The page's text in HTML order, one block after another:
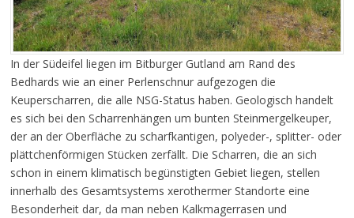
In der Südeifel liegen im Bitburger Gutland am Rand des
Bedhards wie an einer Perlenschnur aufgezogen die
Keuperscharren, die alle NSG-Status haben. Geologisch handelt
es sich bei den Scharrenhängen um bunten Steinmergelkeuper,
der an der Oberfläche zu scharfkantigen, polyeder-, splitter- oder
plättchenförmigen Stücken zerfällt. Die Scharren, die an sich
schon in einem klimatisch begünstigten Gebiet liegen, stellen
innerhalb des Gesamtsystems xerothermer Standorte eine
Besonderheit dar, da man neben Kalkmagerrasen und